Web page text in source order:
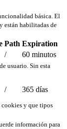
básica. El
están habilitadas de
Path Expiration
/ 60 minutos
usuario. Sin esta
/ 365 días
cookies y que tipos
información para